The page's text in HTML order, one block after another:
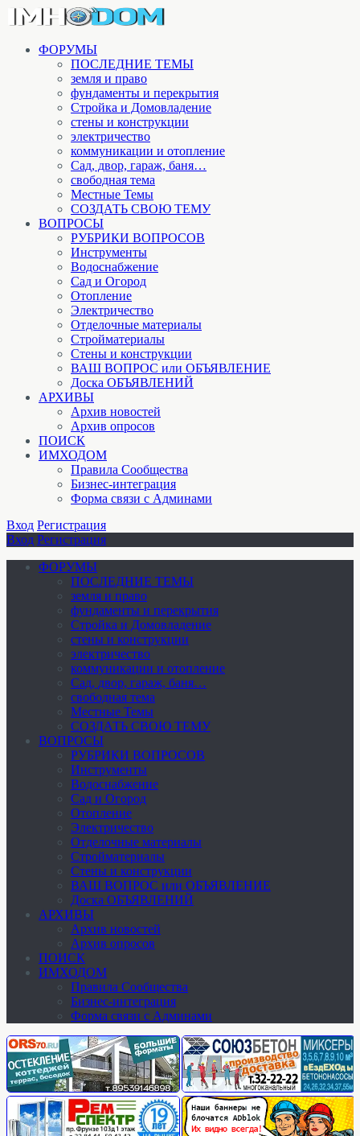
ФОРУМЫ
ПОСЛЕДНИЕ ТЕМЫ
земля и право
фундаменты и перекрытия
Стройка и Домовладение
стены и конструкции
электричество
коммуникации и отопление
Cад, двор, гараж, баня…
свободная тема
Местные Темы
СОЗДАТЬ СВОЮ ТЕМУ
ВОПРОСЫ
РУБРИКИ ВОПРОСОВ
Инструменты
Водоснабжение
Сад и Огород
Отопление
Электричество
Отделочные материалы
Стройматериалы
Стены и конструкции
ВАШ ВОПРОС или ОБЪЯВЛЕНИЕ
Доска ОБЪЯВЛЕНИЙ
АРХИВЫ
Архив новостей
Архив опросов
ПОИСК
ИМХОДОМ
Правила Сообщества
Бизнес-интеграция
Форма связи с Админами
Вход Регистрация
Вход Регистрация
ФОРУМЫ
ПОСЛЕДНИЕ ТЕМЫ
земля и право
фундаменты и перекрытия
Стройка и Домовладение
стены и конструкции
электричество
коммуникации и отопление
Cад, двор, гараж, баня…
свободная тема
Местные Темы
СОЗДАТЬ СВОЮ ТЕМУ
ВОПРОСЫ
РУБРИКИ ВОПРОСОВ
Инструменты
Водоснабжение
Сад и Огород
Отопление
Электричество
Отделочные материалы
Стройматериалы
Стены и конструкции
ВАШ ВОПРОС или ОБЪЯВЛЕНИЕ
Доска ОБЪЯВЛЕНИЙ
АРХИВЫ
Архив новостей
Архив опросов
ПОИСК
ИМХОДОМ
Правила Сообщества
Бизнес-интеграция
Форма связи с Админами